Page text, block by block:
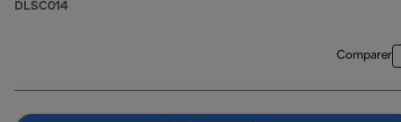
DLSC014
Comparer